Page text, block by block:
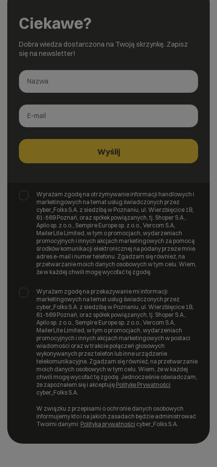
Ciekawe?
Dobra wiedza dostarczona na Twoją skrzynkę. Zapisz
się na newsletter!
Wyrażam zgodę na otrzymywanie informacji handlowych i
marketingowych na temat usług świadczonych przez
cyber_Folks S.A. z siedzibą w Poznaniu, ul. Wierzbięcice 1B,
61-569 Poznań, oraz spółek powiązanych, tj. Shoper S.A.,
Apilo sp. z o.o., Sempire Europe sp. z o.o., Vercom S.A,
MailerLite Limited, w tym o promocjach, wydarzeniach
promocyjnych i innych akcjach marketingowych za pomocą
środków komunikacji elektronicznej na podany przeze mnie
adres e-mail i numer telefonu. Zgadzam się również, na
przetwarzanie moich danych osobowych w tym celu. Wiem,
że w każdej chwili mogę wycofać tę zgodę.
Wyrażam zgodę na przekazywanie mi informacji
marketingowych na temat usług świadczonych przez
cyber_Folks S.A. z siedzibą w Poznaniu, ul. Wierzbięcice 1B,
61-569 Poznań, oraz spółek powiązanych, tj. Shoper S.A.,
Apilo sp. z o.o., Sempire Europe sp. z o.o., Vercom S.A,
MailerLite Limited, w tym o promocjach, wydarzeniach
promocyjnych i innych akcjach marketingowych w postaci
wiadomości oraz w trakcie połączeń głosowych
wykonywanych przez telefon lub inne urządzenie
telekomunikacyjne. Zgadzam się również, na przetwarzanie
moich danych osobowych w tym celu. Wiem, że w każdej
chwili mogę wycofać tę zgodę. Jednocześnie oświadczam,
że zapoznałem się i akceptuję Politykę Prywatności
cyber_Folks S.A.
W związku z przepisami o ochronie danych osobowych
informujemy kto i na jakich zasadach będzie administrować
Twoimi danymi: Polityka prywatności cyber_Folks S.A.